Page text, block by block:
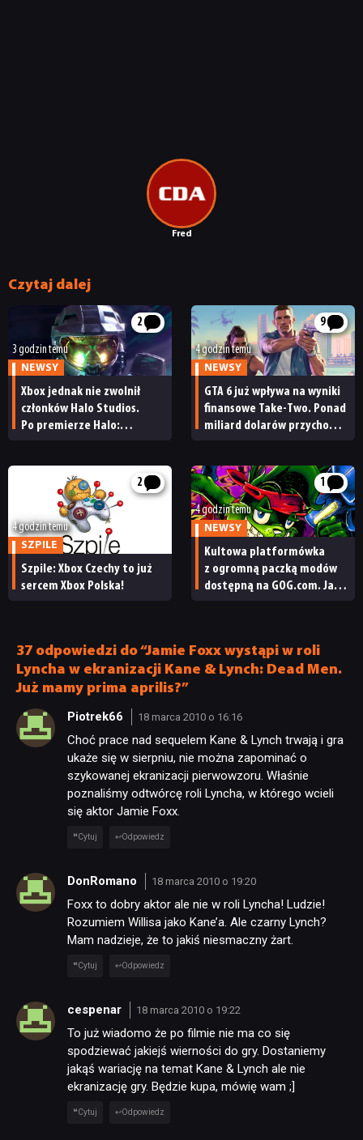
Fred
Czytaj dalej
2
3 godzin temu
NEWSY
Xbox jednak nie zwolnił
członków Halo Studios.
Po premierze Halo:
9
4 godzin temu
NEWSY
GTA 6 już wpływa na wyniki
finansowe Take-Two. Ponad
miliard dolarów przychodu
2
4 godzin temu
SZPILE
Szpile: Xbox Czechy to już
sercem Xbox Polska!
1
4 godzin temu
NEWSY
Kultowa platformówka
z ogromną paczką modów
dostępną na GOG.com. Jazz
37 odpowiedzi do “Jamie Foxx wystąpi w roli
Lyncha w ekranizacji Kane & Lynch: Dead Men.
Już mamy prima aprilis?”
Piotrek66 18 marca 2010 o 16:16
Choć prace nad sequelem Kane & Lynch trwają i gra
ukaże się w sierpniu, nie można zapominać o
szykowanej ekranizacji pierwowzoru. Właśnie
poznaliśmy odtwórcę roli Lyncha, w którego wcieli
się aktor Jamie Foxx.
Cytuj Odpowiedz
DonRomano 18 marca 2010 o 19:20
Foxx to dobry aktor ale nie w roli Lyncha! Ludzie!
Rozumiem Willisa jako Kane’a. Ale czarny Lynch?
Mam nadzieje, że to jakiś niesmaczny żart.
Cytuj Odpowiedz
cespenar 18 marca 2010 o 19:22
To już wiadomo że po filmie nie ma co się
spodziewać jakiejś wierności do gry. Dostaniemy
jakąś wariację na temat Kane & Lynch ale nie
ekranizację gry. Będzie kupa, mówię wam ;]
Cytuj Odpowiedz